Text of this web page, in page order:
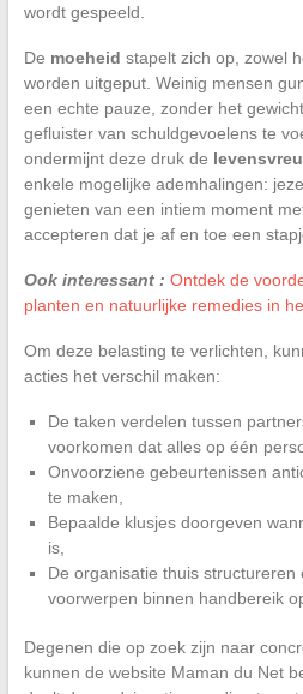
wordt gespeeld.
De moeheid stapelt zich op, zowel
worden uitgeput. Weinig mensen
een echte pauze, zonder het
gefluister van schuldgevoelens te
ondermijnt deze druk de
enkele mogelijke ademhalingen:
genieten van een intiem moment
accepteren dat je af en toe een
Ook interessant : Ontdek de
planten en natuurlijke remedies in
Om deze belasting te verlichten,
acties het verschil maken:
De taken verdelen tussen
voorkomen dat alles op één
Onvoorziene gebeurtenissen
te maken,
Bepaalde klusjes doorgeven
is,
De organisatie thuis
voorwerpen binnen handbereik
Degenen die op zoek zijn naar
kunnen de website Maman du Net